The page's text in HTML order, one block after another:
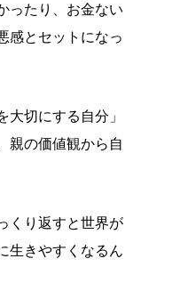
ったり、お金ない
感とセットになっ
切にする自分」
親の価値観から自
くり返すと世界が
生きやすくなるん